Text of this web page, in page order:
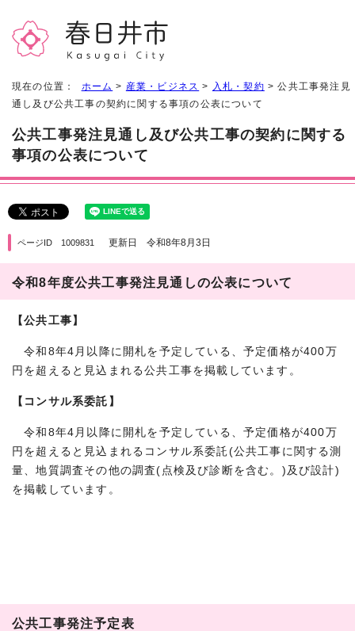
現在の位置： ホーム > 産業・ビジネス > 入札・契約 > 公共工事発注見
通し及び公共工事の契約に関する事項の公表について
公共工事発注見通し及び公共工事の契約に関する
事項の公表について
ページID 1009831 更新日 令和8年8月3日
令和8年度公共工事発注見通しの公表について
【公共工事】
令和8年4月以降に開札を予定している、予定価格が400万
円を超えると見込まれる公共工事を掲載しています。
【コンサル系委託】
令和8年4月以降に開札を予定している、予定価格が400万
円を超えると見込まれるコンサル系委託(公共工事に関する測
量、地質調査その他の調査(点検及び診断を含む。)及び設計)
を掲載しています。
公共工事発注予定表